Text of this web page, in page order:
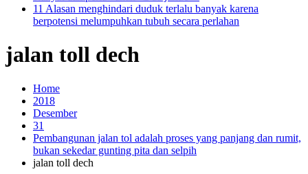
11 Alasan menghindari duduk terlalu banyak karena
berpotensi melumpuhkan tubuh secara perlahan
jalan toll dech
Home
2018
Desember
31
Pembangunan jalan tol adalah proses yang panjang dan rumit,
bukan sekedar gunting pita dan selpih
jalan toll dech